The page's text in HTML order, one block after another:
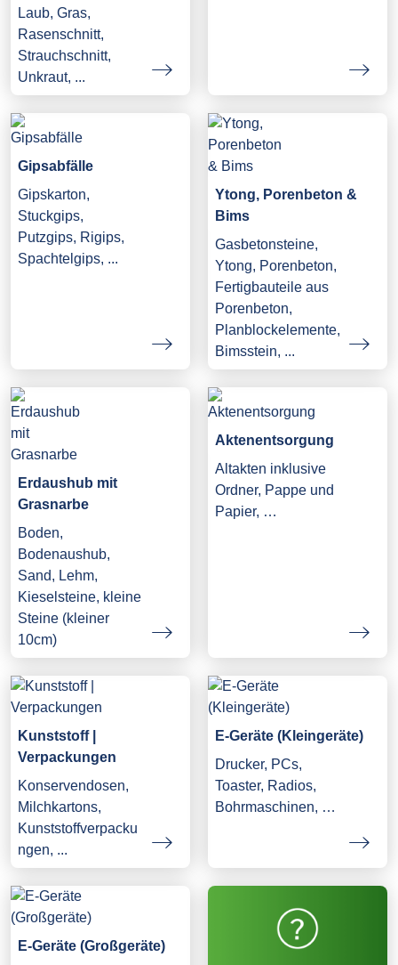
Laub, Gras,
Rasenschnitt,
Strauchschnitt,
Unkraut, ...
Gipsabfälle
Gipskarton,
Stuckgips,
Putzgips, Rigips,
Spachtelgips, ...
Ytong, Porenbeton &
Bims
Gasbetonsteine,
Ytong, Porenbeton,
Fertigbauteile aus
Porenbeton,
Planblockelemente,
Bimsstein, ...
Erdaushub mit
Grasnarbe
Boden,
Bodenaushub,
Sand, Lehm,
Kieselsteine, kleine
Steine (kleiner
10cm)
Aktenentsorgung
Altakten inklusive
Ordner, Pappe und
Papier, …
Kunststoff |
Verpackungen
Konservendosen,
Milchkartons,
Kunststoffverpacku
ngen, ...
E-Geräte (Kleingeräte)
Drucker, PCs,
Toaster, Radios,
Bohrmaschinen, …
E-Geräte (Großgeräte)